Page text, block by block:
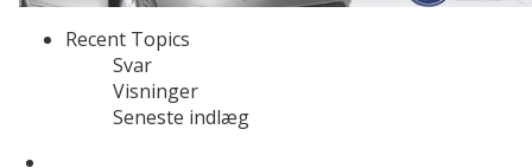
Recent Topics
Svar
Visninger
Seneste indlæg